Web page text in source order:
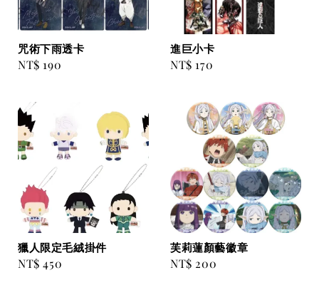
咒術下雨透卡
Regular
NT$ 190
進巨小卡
Regular
NT$ 170
獵人限定毛絨掛件
Regular
NT$ 450
芙莉蓮顏藝徽章
Regular
NT$ 200